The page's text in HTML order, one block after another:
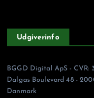
Udgiverinfo
BGGD Digital ApS - CVR:
Dalgas Boulevard 48 -
Danmark